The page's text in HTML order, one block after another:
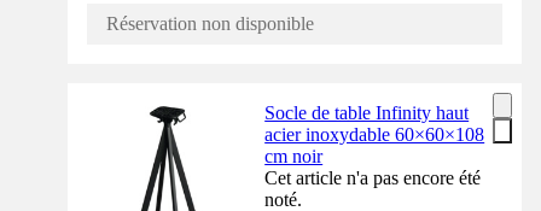
Réservation non disponible
Socle de table Infinity haut
acier inoxydable 60×60×108
cm noir
Cet article n'a pas encore été
noté.